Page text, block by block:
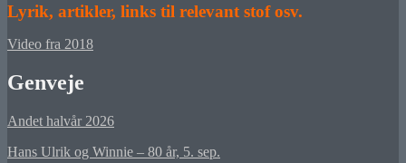
Lyrik, artikler, links til relevant stof osv.
Video fra 2018
Genveje
Andet halvår 2026
Hans Ulrik og Winnie – 80 år, 5. sep.